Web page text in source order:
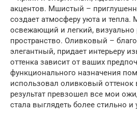
акцентов. Мшистый –
создает атмосферу уюта и тепла.
освежающий и легкий, визуально
пространство. Оливковый –
элегантный, придает интерьеру
оттенка зависит от ваших
функционального назначения
использовал оливковый оттенок
результат превзошел все мои
стала выглядеть более стильно и